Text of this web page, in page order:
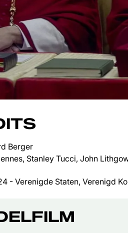
Berger
Stanley Tucci, John
- Verenigde Staten, Verenigd